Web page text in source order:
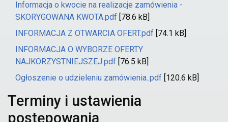
Informacja o kwocie na realizacje zamówienia -
SKORYGOWANA KWOTA.pdf [78.6 kB]
INFORMACJA Z OTWARCIA OFERT.pdf [74.1 kB]
INFORMACJA O WYBORZE OFERTY
NAJKORZYSTNIEJSZEJ.pdf [76.5 kB]
Ogłoszenie o udzieleniu zamówienia..pdf [120.6 kB]
Terminy i ustawienia
postępowania